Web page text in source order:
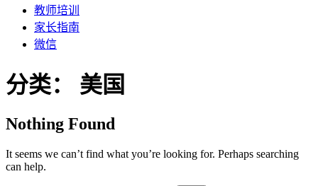
教师培训
家长指南
微信
分类： 美国
Nothing Found
It seems we can’t find what you’re looking for. Perhaps searching
can help.